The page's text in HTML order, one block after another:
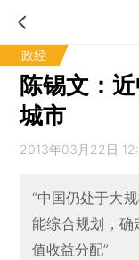
政经
陈锡文：
城市
2013年03月22日
“中国仍处于大
能综合规划，确
值收益分配”